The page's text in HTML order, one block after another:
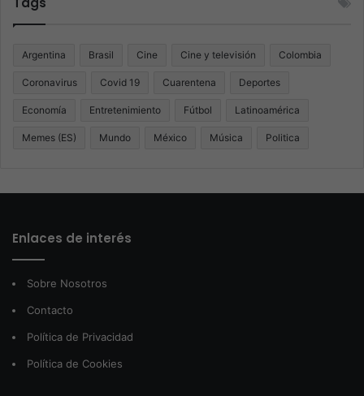
Argentina Brasil Cine Cine y televisión Colombia
Coronavirus Covid 19 Cuarentena Deportes
Economía Entretenimiento Fútbol Latinoamérica
Memes (ES) Mundo México Música Politica
Enlaces de interés
Sobre Nosotros
Contacto
Política de Privacidad
Política de Cookies